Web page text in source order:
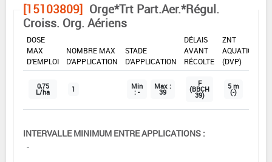
[15103809] Orge*Trt Part.Aer.*Régul.
Croiss. Org. Aériens
DOSE
MAX
D'EMPLOI
NOMBRE MAX
D'APPLICATION
STADE
D'APPLICATION
DÉLAIS
AVANT
RÉCOLTE
ZNT
AQUATIQUE
(DVP)
0,75
L/ha 1 Min
: -
Max :
39
F
(BBCH
39)
5 m
(-)
INTERVALLE MINIMUM ENTRE APPLICATIONS :
-